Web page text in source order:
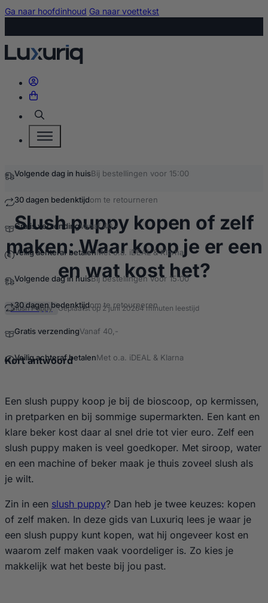
Ga naar hoofdinhoud Ga naar voettekst
Zoeken
Slush puppy kopen of zelf
maken: Waar koop je er een
en wat kost het?
Slush Puppy Geplaatst op 2 juni 20264 minuten leestijd
Kort antwoord
Een slush puppy koop je bij de bioscoop, op kermissen,
in pretparken en bij sommige supermarkten. Een kant en
klare beker kost daar al snel drie tot vier euro. Zelf een
slush puppy maken is veel goedkoper. Met siroop, water
en een machine of beker maak je thuis zoveel slush als
je wilt.
Zin in een slush puppy? Dan heb je twee keuzes: kopen
of zelf maken. In deze gids van Luxuriq lees je waar je
een slush puppy kunt kopen, wat hij ongeveer kost en
waarom zelf maken vaak voordeliger is. Zo kies je
makkelijk wat het beste bij jou past.